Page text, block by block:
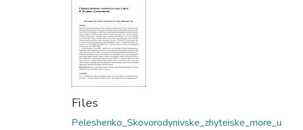
Files
Peleshenko_Skovorodynivske_zhyteiske_more_u